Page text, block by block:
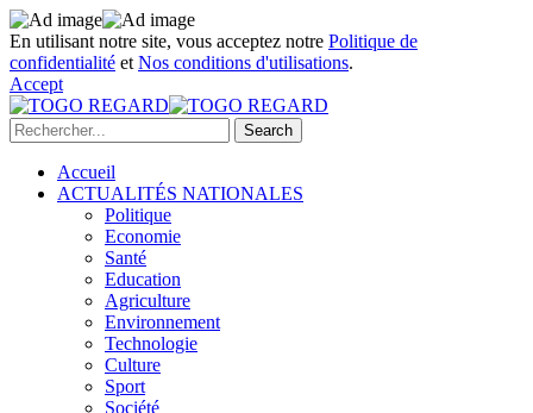
En utilisant notre site, vous acceptez notre Politique de
confidentialité et Nos conditions d'utilisations.
Accept
Accueil
ACTUALITÉS NATIONALES
Politique
Economie
Santé
Education
Agriculture
Environnement
Technologie
Culture
Sport
Société